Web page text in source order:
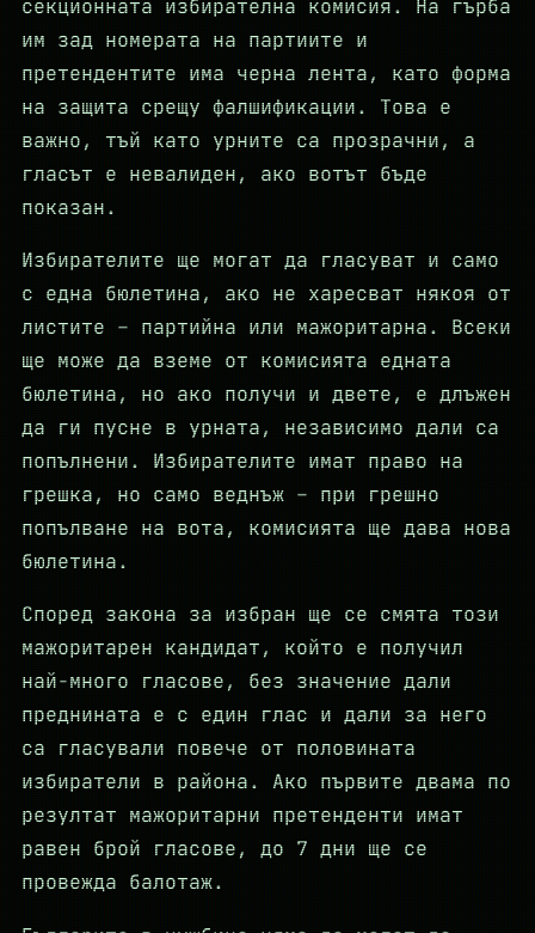
секционната избирателна комисия. На гърба
им зад номерата на партиите и
претендентите има черна лента, като форма
на защита срещу фалшификации. Това е
важно, тъй като урните са прозрачни, а
гласът е невалиден, ако вотът бъде
показан.
Избирателите ще могат да гласуват и само
с една бюлетина, ако не харесват някоя от
листите – партийна или мажоритарна. Всеки
ще може да вземе от комисията едната
бюлетина, но ако получи и двете, е длъжен
да ги пусне в урната, независимо дали са
попълнени. Избирателите имат право на
грешка, но само веднъж – при грешно
попълване на вота, комисията ще дава нова
бюлетина.
Според закона за избран ще се смята този
мажоритарен кандидат, който е получил
най-много гласове, без значение дали
преднината е с един глас и дали за него
са гласували повече от половината
избиратели в района. Ако първите двама по
резултат мажоритарни претенденти имат
равен брой гласове, до 7 дни ще се
провежда балотаж.